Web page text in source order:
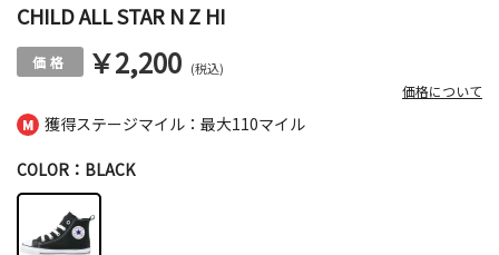
獲得ステージマイル：最大110マイル
CHILD ALL STAR N Z HI
￥2,200 (税込)
価格について
COLOR：BLACK